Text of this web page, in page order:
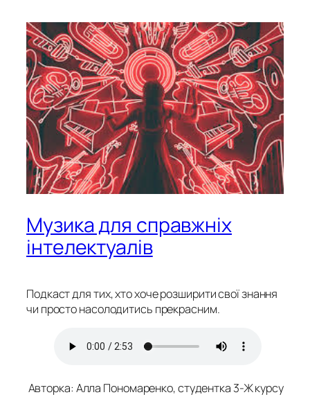
Музика для справжніх
інтелектуалів
Подкаст для тих, хто хоче розширити свої знання
чи просто насолодитись прекрасним.
Авторка: Алла Пономаренко, студентка 3-Ж курсу